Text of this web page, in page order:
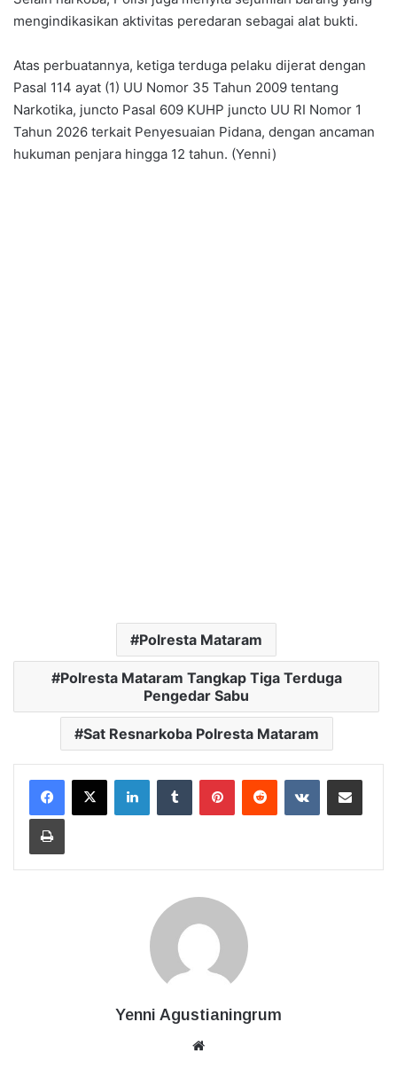
mengindikasikan aktivitas peredaran sebagai alat bukti.
Atas perbuatannya, ketiga terduga pelaku dijerat dengan
Pasal 114 ayat (1) UU Nomor 35 Tahun 2009 tentang
Narkotika, juncto Pasal 609 KUHP juncto UU RI Nomor 1
Tahun 2026 terkait Penyesuaian Pidana, dengan ancaman
hukuman penjara hingga 12 tahun. (Yenni)
Polresta Mataram
Polresta Mataram Tangkap Tiga Terduga
Pengedar Sabu
Sat Resnarkoba Polresta Mataram
LinkedInTumblr PinterestReddit VKontakteBagikan Lewat Email
Cetak
Yenni Agustianingrum